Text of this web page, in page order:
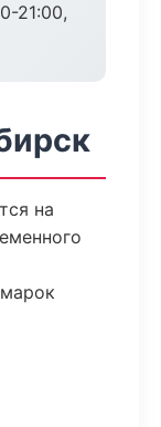
21:00,
на